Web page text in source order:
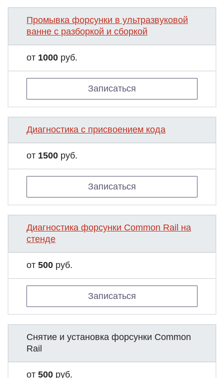
Промывка форсунки в ультразвуковой
ванне с разборкой и сборкой
от 1000 руб.
Записаться
Диагностика с присвоением кода
от 1500 руб.
Записаться
Диагностика форсунки Common Rail на
стенде
от 500 руб.
Записаться
Снятие и установка форсунки Common
Rail
от 500 руб.